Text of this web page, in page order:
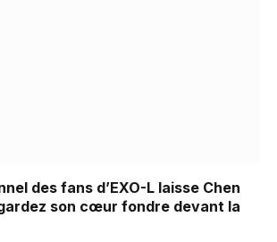
des fans d’EXO-L laisse Chen
son cœur fondre devant la